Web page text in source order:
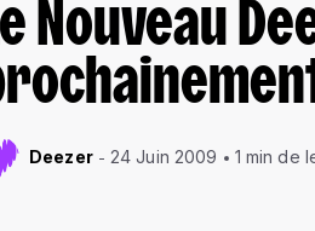
Nouveau
Deezer 24 Juin 2009 1 min de